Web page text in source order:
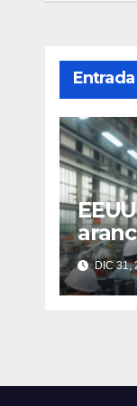
lasDIC 31,